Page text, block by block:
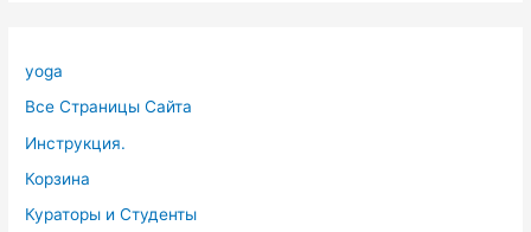
yoga
Все Страницы Сайта
Инструкция.
Корзина
Кураторы и Студенты